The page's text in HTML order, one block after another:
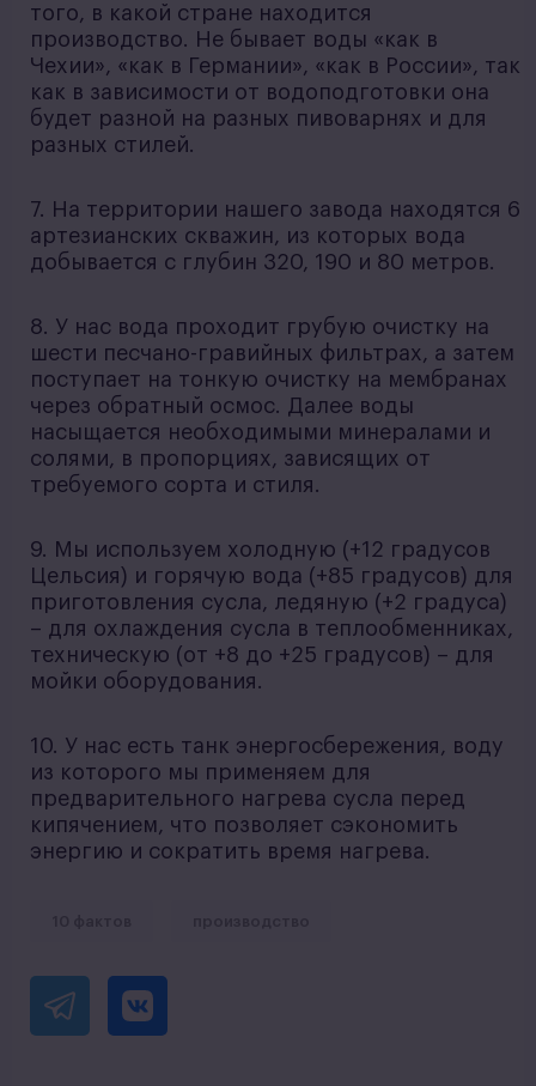
того, в какой стране находится
производство. Не бывает воды «как в
Чехии», «как в Германии», «как в России», так
как в зависимости от водоподготовки она
будет разной на разных пивоварнях и для
разных стилей.
7. На территории нашего завода находятся 6
артезианских скважин, из которых вода
добывается с глубин 320, 190 и 80 метров.
8. У нас вода проходит грубую очистку на
шести песчано-гравийных фильтрах, а затем
поступает на тонкую очистку на мембранах
через обратный осмос. Далее воды
насыщается необходимыми минералами и
солями, в пропорциях, зависящих от
требуемого сорта и стиля.
9. Мы используем холодную (+12 градусов
Цельсия) и горячую вода (+85 градусов) для
приготовления сусла, ледяную (+2 градуса)
– для охлаждения сусла в теплообменниках,
техническую (от +8 до +25 градусов) – для
мойки оборудования.
10. У нас есть танк энергосбережения, воду
из которого мы применяем для
предварительного нагрева сусла перед
кипячением, что позволяет сэкономить
энергию и сократить время нагрева.